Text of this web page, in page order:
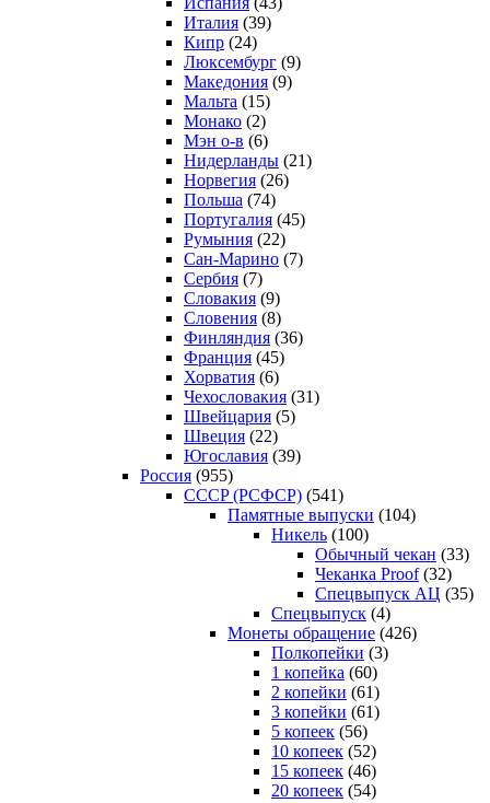
Италия (39)
Кипр (24)
Люксембург (9)
Македония (9)
Мальта (15)
Монако (2)
Мэн о-в (6)
Нидерланды (21)
Норвегия (26)
Польша (74)
Португалия (45)
Румыния (22)
Сан-Марино (7)
Сербия (7)
Словакия (9)
Словения (8)
Финляндия (36)
Франция (45)
Хорватия (6)
Чехословакия (31)
Швейцария (5)
Швеция (22)
Югославия (39)
Россия (955)
CCCP (РСФСР) (541)
Памятные выпуски (104)
Никель (100)
Обычный чекан (33)
Чеканка Proof(32)
Спецвыпуск АЦ (35)
Спецвыпуск (4)
Монеты обращение (426)
Полкопейки (3)
1 копейка (60)
2 копейки (61)
3 копейки (61)
5 копеек (56)
10 копеек (52)
15 копеек (46)
20 копеек (54)